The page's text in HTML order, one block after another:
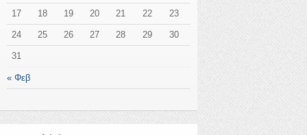
« Φεβ
17 18 19 20 21 22 23
24 25 26 27 28 29 30
31